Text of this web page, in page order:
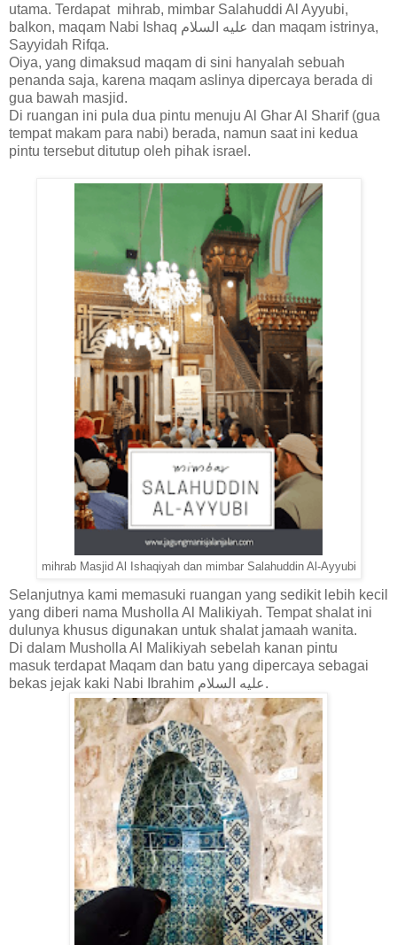
utama. Terdapat mihrab, mimbar Salahuddi Al Ayyubi,
balkon, maqam Nabi Ishaq
dan maqam istrinya,
Sayyidah Rifqa.
Oiya, yang dimaksud maqam di sini hanyalah sebuah
penanda saja, karena maqam aslinya dipercaya berada di
gua bawah masjid.
Di ruangan ini pula dua pintu menuju Al Ghar Al Sharif (gua
tempat makam para nabi) berada, namun saat ini kedua
pintu tersebut ditutup oleh pihak israel.
mihrab Masjid Al Ishaqiyah dan mimbar Salahuddin Al-Ayyubi
Selanjutnya kami memasuki ruangan yang sedikit lebih kecil
yang diberi nama Musholla Al Malikiyah. Tempat shalat ini
dulunya khusus digunakan untuk shalat jamaah wanita.
Di dalam Musholla Al Malikiyah sebelah kanan pintu
masuk terdapat Maqam dan batu yang dipercaya sebagai
bekas jejak kaki Nabi Ibrahim
عليه السلام.